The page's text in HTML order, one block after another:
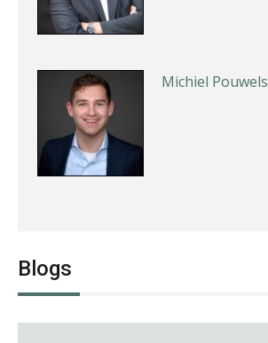
Michiel Pouwels
Blogs